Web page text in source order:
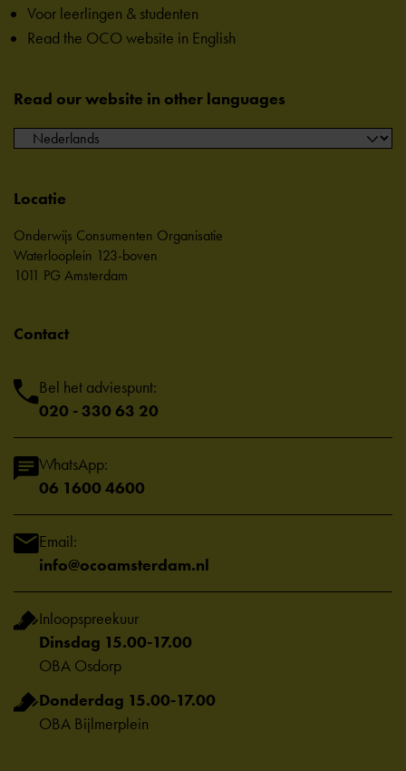
Voor leerlingen & studenten
Read the OCO website in English
Read our website in other languages
Locatie
Onderwijs Consumenten Organisatie
Waterlooplein 123-boven
1011 PG Amsterdam
Contact
Bel het adviespunt:
020 - 330 63 20
WhatsApp:
06 1600 4600
Email:
info@ocoamsterdam.nl
Inloopspreekuur
Dinsdag 15.00-17.00
OBA Osdorp
Donderdag 15.00-17.00
OBA Bijlmerplein